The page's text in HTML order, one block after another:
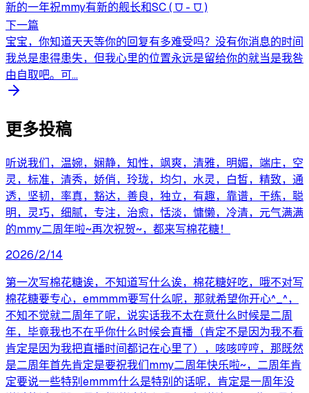
新的一年祝mmy有新的舰长和SC ( ⩌ - ⩌ )
下一篇
宝宝，你知道天天等你的回复有多难受吗？没有你消息的时间
我总是患得患失，但我心里的位置永远是留给你的就当是我咎
由自取吧。可...
更多投稿
听说我们，温婉，娴静，知性，飒爽，清雅，明媚，端庄，空
灵，标准，清秀，娇俏，玲珑，均匀，水灵，白皙，精致，通
透，坚韧，率真，豁达，善良，独立，有趣，靠谱，干练，聪
明，灵巧，细腻，专注，治愈，恬淡，慵懒，冷清，元气满满
的mmy二周年啦~再次祝贺~，都来写棉花糖！
2026/2/14
第一次写棉花糖诶，不知道写什么诶，棉花糖好吃，哦不对写
棉花糖要专心，emmmm要写什么呢，那就希望你开心^_^，
不知不觉就二周年了呢，说实话我不太在意什么时候是二周
年，毕竟我也不在乎你什么时候会直播（肯定不是因为我不看
肯定是因为我把直播时间都记在心里了），咳咳哼哼，那既然
是二周年首先肯定是要祝我们mmy二周年快乐啦~，二周年肯
定要说一些特别emmm什么是特别的话呢，肯定是一周年没